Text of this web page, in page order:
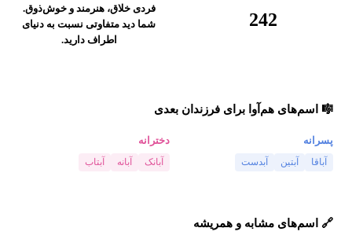
242
فردی خلاق، هنرمند و خوش‌ذوق.
شما دید متفاوتی نسبت به دنیای
اطراف دارید.
🎼 اسم‌های هم‌آوا برای فرزندان بعدی
پسرانه
آباقا آبتین آبدست
دخترانه
آبانک آبانه آبتاب
🔗 اسم‌های مشابه و همریشه